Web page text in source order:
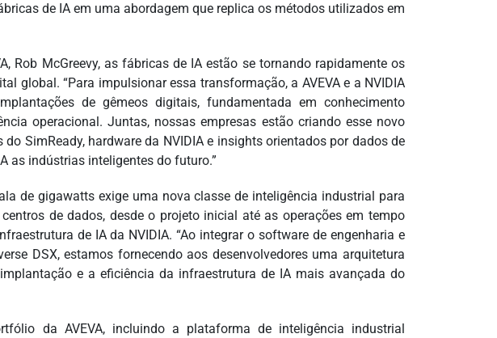
de IA em uma abordagem que replica os métodos utilizados em
Rob McGreevy, as fábricas de IA estão se tornando rapidamente os
global. “Para impulsionar essa transformação, a AVEVA e a NVIDIA
de gêmeos digitais, fundamentada em conhecimento
operacional. Juntas, nossas empresas estão criando esse novo
SimReady, hardware da NVIDIA e insights orientados por dados de
as indústrias inteligentes do futuro.”
de gigawatts exige uma nova classe de inteligência industrial para
de dados, desde o projeto inicial até as operações em tempo
de IA da NVIDIA. “Ao integrar o software de engenharia e
DSX, estamos fornecendo aos desenvolvedores uma arquitetura
e a eficiência da infraestrutura de IA mais avançada do
da AVEVA, incluindo a plataforma de inteligência industrial